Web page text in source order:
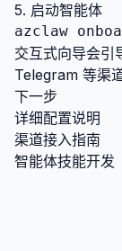
5. 启动智能体
azclaw
交互式向导会引
Telegram 等渠
下一步
详细配置说明
渠道接入指南
智能体技能开发